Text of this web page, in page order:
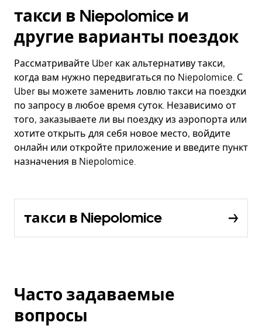
такси в Niepolomice и
другие варианты поездок
Рассматривайте Uber как альтернативу такси,
когда вам нужно передвигаться по Niepolomice. С
Uber вы можете заменить ловлю такси на поездки
по запросу в любое время суток. Независимо от
того, заказываете ли вы поездку из аэропорта или
хотите открыть для себя новое место, войдите
онлайн или откройте приложение и введите пункт
назначения в Niepolomice.
такси в Niepolomice
Часто задаваемые
вопросы